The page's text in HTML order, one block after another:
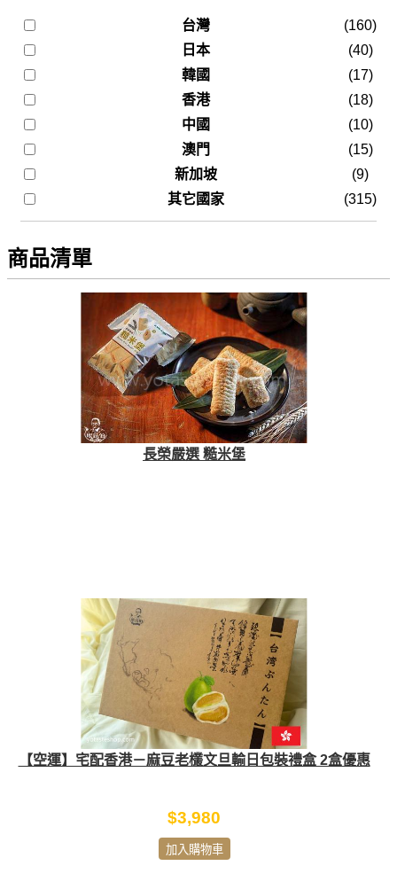
台灣
(160)
日本
(40)
韓國
(17)
香港
(18)
中國
(10)
澳門
(15)
新加坡
(9)
其它國家
(315)
商品清單
長榮嚴選 糙米堡
【空運】宅配香港－麻豆老欉文旦輸日包裝禮盒 2盒優惠
$3,980
加入購物車